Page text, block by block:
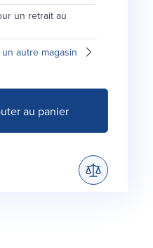
un retrait au
autre magasin
au panier